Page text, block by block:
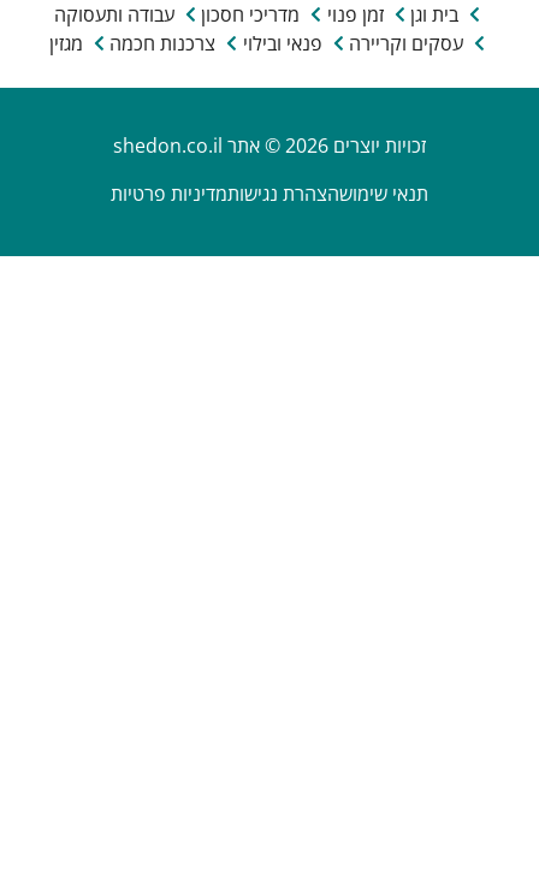
בית וגן זמן פנוי מדריכי חסכון
עבודה ותעסוקה
עסקים וקריירה
פנאי ובילוי צרכנות חכמה מגזין
זכויות יוצרים 2026 © אתר shedon.co.il
תנאי שימושהצהרת נגישותמדיניות פרטיות